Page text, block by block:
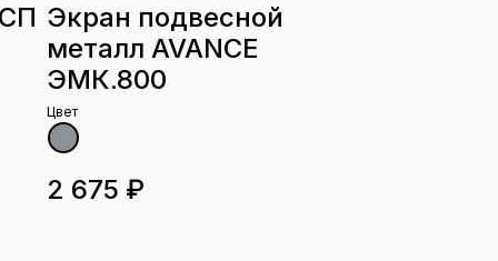
Экран подвесной
металл AVANCE
ЭМК.800
Цвет
2 675 ₽